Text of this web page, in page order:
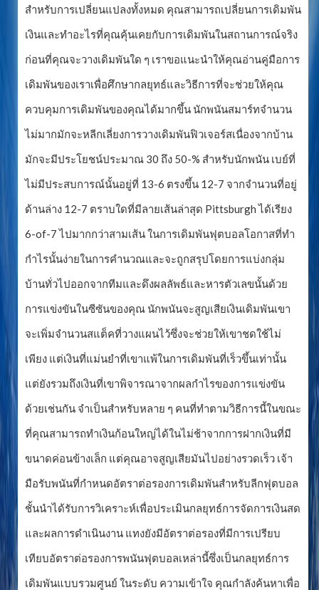
สำหรับการเปลี่ยนแปลงทั้งหมด คุณสามารถเปลี่ยนการเดิมพัน
เงินและทำอะไรที่คุณคุ้นเคยกับการเดิมพันในสถานการณ์จริง
ก่อนที่คุณจะวางเดิมพันใด ๆ เราขอแนะนำให้คุณอ่านคู่มือการ
เดิมพันของเราเพื่อศึกษากลยุทธ์และวิธีการที่จะช่วยให้คุณ
ควบคุมการเดิมพันของคุณได้มากขึ้น นักพนันสมาร์ทจำนวน
ไม่มากมักจะหลีกเลี่ยงการวางเดิมพันฟิวเจอร์สเนื่องจากบ้าน
มักจะมีประโยชน์ประมาณ 30 ถึง 50-% สำหรับนักพนัน เบย์ที่
ไม่มีประสบการณ์นั้นอยู่ที่ 13-6 ตรงขึ้น 12-7 จากจำนวนที่อยู่
ด้านล่าง 12-7 ตราบใดที่มีลายเส้นล่าสุด Pittsburgh ได้เรียง
6-of-7 ไปมากกว่าสามเส้น ในการเดิมพันฟุตบอลโอกาสที่ทำ
กำไรนั้นง่ายในการคำนวณและจะถูกสรุปโดยการแบ่งกลุ่ม
บ้านทั่วไปออกจากทีมและดึงผลลัพธ์และหารตัวเลขนั้นด้วย
การแข่งขันในซีซันของคุณ นักพนันจะสูญเสียเงินเดิมพันเขา
จะเพิ่มจำนวนสแต็คที่วางแผนไว้ซึ่งจะช่วยให้เขาชดใช้ไม่
เพียง แต่เงินที่แม่นยำที่เขาแพ้ในการเดิมพันที่เร็วขึ้นเท่านั้น
แต่ยังรวมถึงเงินที่เขาพิจารณาจากผลกำไรของการแข่งขัน
ด้วยเช่นกัน จำเป็นสำหรับหลาย ๆ คนที่ทำตามวิธีการนี้ในขณะ
ที่คุณสามารถทำเงินก้อนใหญ่ได้ในไม่ช้าจากการฝากเงินที่มี
ขนาดค่อนข้างเล็ก แต่คุณอาจสูญเสียมันไปอย่างรวดเร็ว เจ้า
มือรับพนันที่กำหนดอัตราต่อรองการเดิมพันสำหรับลีกฟุตบอล
ชั้นนำได้รับการวิเคราะห์เพื่อประเมินกลยุทธ์การจัดการเงินสด
และผลการดำเนินงาน แทงยังมีอัตราต่อรองที่มีการเปรียบ
เทียบอัตราต่อรองการพนันฟุตบอลเหล่านี้ซึ่งเป็นกลยุทธ์การ
เดิมพันแบบรวมศูนย์ ในระดับ ความเข้าใจ คุณกำลังค้นหาเพื่อ